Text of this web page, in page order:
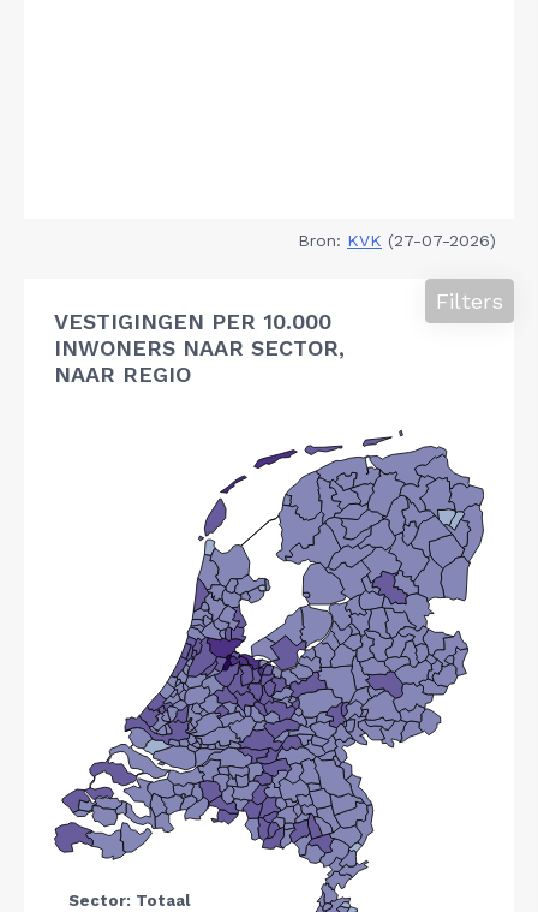
Bron: KVK (27-07-2026)
VESTIGINGEN PER 10.000
INWONERS NAAR SECTOR,
NAAR REGIO
Filters